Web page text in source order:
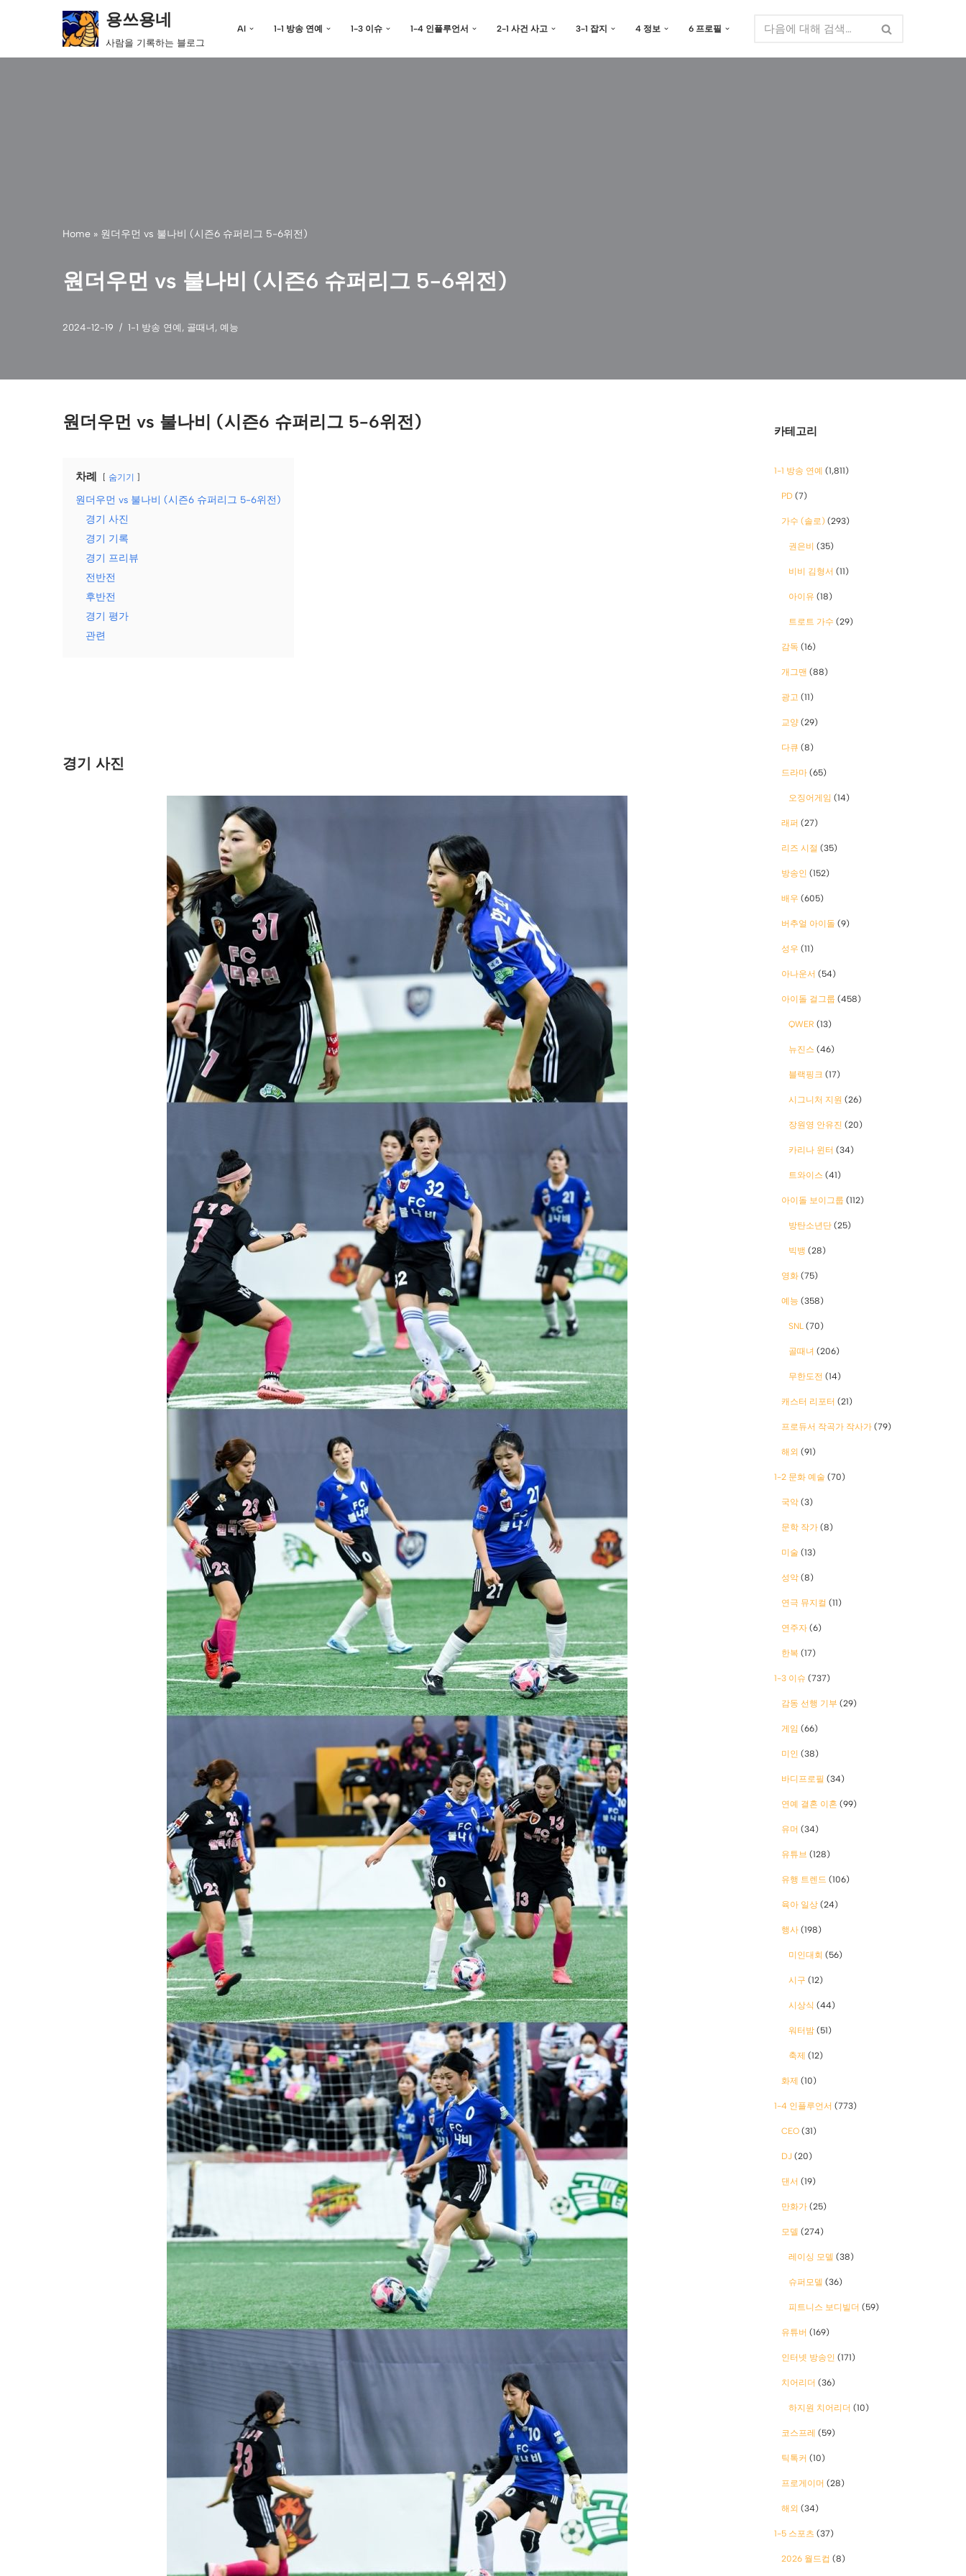
텐
용쓰용네
사람을 기록하는 블로그
AI 1-1 방송 연예 1-3 이슈 1-4 인플루언서 2-1 사건 사고 3-1 잡지 4 정보 6 프로필
Home » 원더우먼 vs 불나비 (시즌6 슈퍼리그 5-6위전)
원더우먼 vs 불나비 (시즌6 슈퍼리그 5-6위전)
2024-12-19 1-1 방송 연예 , 골때녀 , 예능
원더우먼 vs 불나비 (시즌6 슈퍼리그 5-6위전)
차례 숨기기
원더우먼 vs 불나비 (시즌6 슈퍼리그 5-6위전)
경기 사진
경기 기록
경기 프리뷰
전반전
후반전
경기 평가
관련
경기 사진
카테고리
1-1 방송 연예 (1,811)
PD (7)
가수 (솔로) (293)
권은비 (35)
비비 김형서 (11)
아이유 (18)
트로트 가수 (29)
감독 (16)
개그맨 (88)
광고 (11)
교양 (29)
다큐 (8)
드라마 (65)
오징어게임 (14)
래퍼 (27)
리즈 시절 (35)
방송인 (152)
배우 (605)
버추얼 아이돌 (9)
성우 (11)
아나운서 (54)
아이돌 걸그룹 (458)
QWER (13)
뉴진스 (46)
블랙핑크 (17)
시그니처 지원 (26)
장원영 안유진 (20)
카리나 윈터 (34)
트와이스 (41)
아이돌 보이그룹 (112)
방탄소년단 (25)
빅뱅 (28)
영화 (75)
예능 (358)
SNL (70)
골때녀 (206)
무한도전 (14)
캐스터 리포터 (21)
프로듀서 작곡가 작사가 (79)
해외 (91)
1-2 문화 예술 (70)
국악 (3)
문학 작가 (8)
미술 (13)
성악 (8)
연극 뮤지컬 (11)
연주자 (6)
한복 (17)
1-3 이슈 (737)
감동 선행 기부 (29)
게임 (66)
미인 (38)
바디프로필 (34)
연예 결혼 이혼 (99)
유머 (34)
유튜브 (128)
유행 트렌드 (106)
육아 일상 (24)
행사 (198)
미인대회 (56)
시구 (12)
시상식 (44)
워터밤 (51)
축제 (12)
화제 (10)
1-4 인플루언서 (773)
CEO (31)
DJ (20)
댄서 (19)
만화가 (25)
모델 (274)
레이싱 모델 (38)
슈퍼모델 (36)
피트니스 보디빌더 (59)
유튜버 (169)
인터넷 방송인 (171)
치어리더 (36)
하지원 치어리더 (10)
코스프레 (59)
틱톡커 (10)
프로게이머 (28)
해외 (34)
1-5 스포츠 (37)
2026 월드컵 (8)